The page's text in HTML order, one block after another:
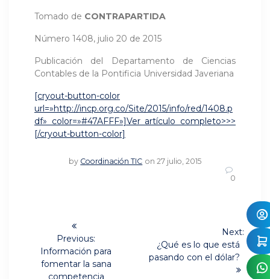
Tomado de CONTRAPARTIDA
Número 1408, julio 20 de 2015
Publicación del Departamento de Ciencias
Contables de la Pontificia Universidad Javeriana
[cryout-button-color
url=»http://incp.org.co/Site/2015/info/red/1408.p
df» color=»#47AFFF»]Ver artículo completo>>>
[/cryout-button-color]
by Coordinación TIC on 27 julio, 2015
0
Navegación
entradas
Previous:
Previous
post:
Información para
fomentar la sana
competencia
Next:
Next
post:
¿Qué es lo que está
pasando con el dólar?